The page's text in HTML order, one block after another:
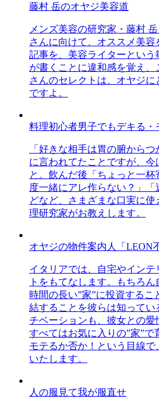
藤村 岳のオヤジ美容道
メンズ美容の研究家・藤村
さんに向けて、オススメ美
記事を、美容ライターとい
が書くことに違和感を覚え
さんのセレクトは、オヤジ
ですよ。
料理初心者男子でもデキる・
「好きな相手は胃の腑から
に言われてたことですが、今
と。飲んだ後「ちょっと一
度一緒にアレ作らない？」
どなど、さまざまな口実に
理研究家がお教えします。
オヤジの物件案内人「LEON
イタリアでは、自宅やイン
トをもてなします。もちろ
時間の長い”家”に投資する
結することを彼らは知って
チベーションも、彼女との愛
すべてはお気に入りの”家”で
モテるか否か！という目線
いたします。
人の服見て我が服直せ